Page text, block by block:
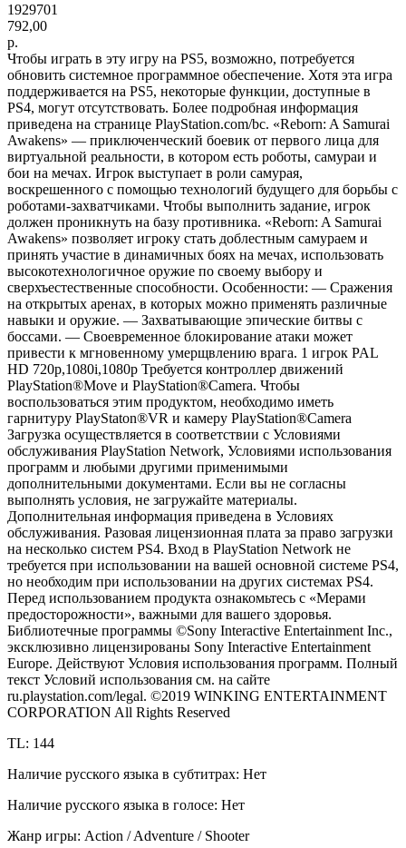
1929701
792,00
р.
Чтобы играть в эту игру на PS5, возможно, потребуется
обновить системное программное обеспечение. Хотя эта игра
поддерживается на PS5, некоторые функции, доступные в
PS4, могут отсутствовать. Более подробная информация
приведена на странице PlayStation.com/bc. «Reborn: A Samurai
Awakens» — приключенческий боевик от первого лица для
виртуальной реальности, в котором есть роботы, самураи и
бои на мечах. Игрок выступает в роли самурая,
воскрешенного с помощью технологий будущего для борьбы с
роботами-захватчиками. Чтобы выполнить задание, игрок
должен проникнуть на базу противника. «Reborn: A Samurai
Awakens» позволяет игроку стать доблестным самураем и
принять участие в динамичных боях на мечах, использовать
высокотехнологичное оружие по своему выбору и
сверхъестественные способности. Особенности: — Сражения
на открытых аренах, в которых можно применять различные
навыки и оружие. — Захватывающие эпические битвы с
боссами. — Своевременное блокирование атаки может
привести к мгновенному умерщвлению врага. 1 игрок PAL
HD 720p,1080i,1080p Требуется контроллер движений
PlayStation®Move и PlayStation®Camera. Чтобы
воспользоваться этим продуктом, необходимо иметь
гарнитуру PlayStaton®VR и камеру PlayStation®Camera
Загрузка осуществляется в соответствии с Условиями
обслуживания PlayStation Network, Условиями использования
программ и любыми другими применимыми
дополнительными документами. Если вы не согласны
выполнять условия, не загружайте материалы.
Дополнительная информация приведена в Условиях
обслуживания. Разовая лицензионная плата за право загрузки
на несколько систем PS4. Вход в PlayStation Network не
требуется при использовании на вашей основной системе PS4,
но необходим при использовании на других системах PS4.
Перед использованием продукта ознакомьтесь с «Мерами
предосторожности», важными для вашего здоровья.
Библиотечные программы ©Sony Interactive Entertainment Inc.,
эксклюзивно лицензированы Sony Interactive Entertainment
Europe. Действуют Условия использования программ. Полный
текст Условий использования см. на сайте
ru.playstation.com/legal. ©2019 WINKING ENTERTAINMENT
CORPORATION All Rights Reserved
TL: 144
Наличие русского языка в субтитрах: Нет
Наличие русского языка в голосе: Нет
Жанр игры: Action / Adventure / Shooter